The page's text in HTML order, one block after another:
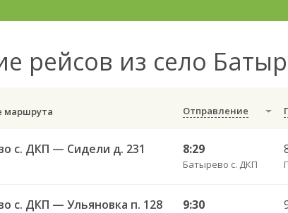
рейсов из село
маршрута Отправление
с. ДКП — Сидели д. 231 8:29
Батырево с. ДКП
с. ДКП — Ульяновка п. 128 9:30